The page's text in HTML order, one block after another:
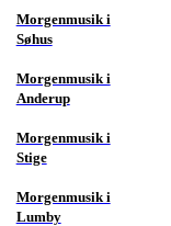
Morgenmusik i
Søhus
Morgenmusik i
Anderup
Morgenmusik i
Stige
Morgenmusik i
Lumby